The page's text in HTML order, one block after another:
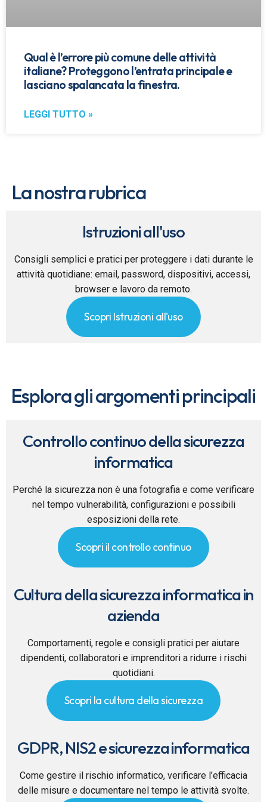
Qual è l’errore più comune delle attività
italiane? Proteggono l’entrata principale e
lasciano spalancata la finestra.
LEGGI TUTTO »
La nostra rubrica
Istruzioni all'uso
Consigli semplici e pratici per proteggere i dati durante le
attività quotidiane: email, password, dispositivi, accessi,
browser e lavoro da remoto.
Scopri Istruzioni all'uso
Esplora gli argomenti principali
Controllo continuo della sicurezza
informatica
Perché la sicurezza non è una fotografia e come verificare
nel tempo vulnerabilità, configurazioni e possibili
esposizioni della rete.
Scopri il controllo continuo
Cultura della sicurezza informatica in
azienda
Comportamenti, regole e consigli pratici per aiutare
dipendenti, collaboratori e imprenditori a ridurre i rischi
quotidiani.
Scopri la cultura della sicurezza
GDPR, NIS2 e sicurezza informatica
Come gestire il rischio informatico, verificare l’efficacia
delle misure e documentare nel tempo le attività svolte.